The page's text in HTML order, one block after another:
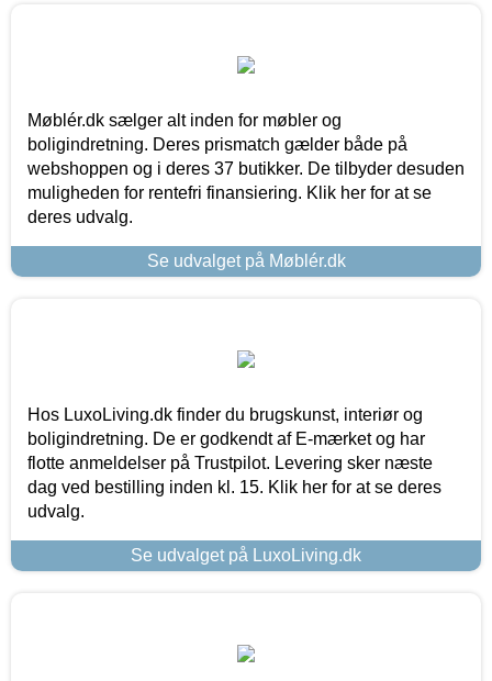
Møblér.dk sælger alt inden for møbler og
boligindretning. Deres prismatch gælder både på
webshoppen og i deres 37 butikker. De tilbyder desuden
muligheden for rentefri finansiering. Klik her for at se
deres udvalg.
Se udvalget på Møblér.dk
Hos LuxoLiving.dk finder du brugskunst, interiør og
boligindretning. De er godkendt af E-mærket og har
flotte anmeldelser på Trustpilot. Levering sker næste
dag ved bestilling inden kl. 15. Klik her for at se deres
udvalg.
Se udvalget på LuxoLiving.dk